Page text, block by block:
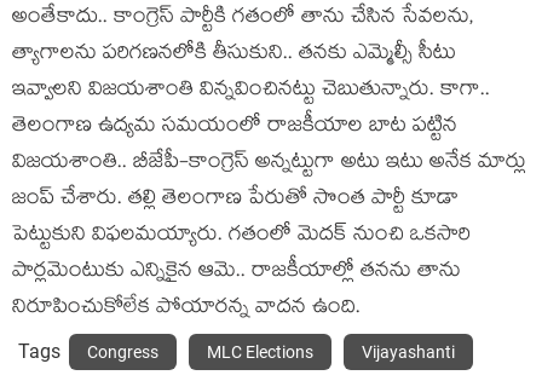
అంతేకాదు.. కాంగ్రెస్ పార్టీకి గ‌తంలో తాను చేసిన సేవ‌ల‌ను,
త్యాగాలను పరిగణనలోకి తీసుకుని.. త‌న‌కు ఎమ్మెల్సీ సీటు
ఇవ్వాల‌ని విజ‌య‌శాంతి విన్న‌వించిన‌ట్టు చెబుతున్నారు. కాగా..
తెలంగాణ ఉద్య‌మ స‌మ‌యంలో రాజ‌కీయాల బాట ప‌ట్టిన
విజ‌య‌శాంతి.. బీజేపీ-కాంగ్రెస్ అన్న‌ట్టుగా అటు ఇటు అనేక మార్లు
జంప్ చేశారు. త‌ల్లి తెలంగాణ పేరుతో సొంత పార్టీ కూడా
పెట్టుకుని విఫ‌ల‌మ‌య్యారు. గ‌తంలో మెద‌క్ నుంచి ఒక‌సారి
పార్ల‌మెంటుకు ఎన్నికైన ఆమె.. రాజ‌కీయాల్లో త‌న‌ను తాను
నిరూపించుకోలేక పోయార‌న్న వాద‌న ఉంది.
Tags Congress MLC Elections Vijayashanti